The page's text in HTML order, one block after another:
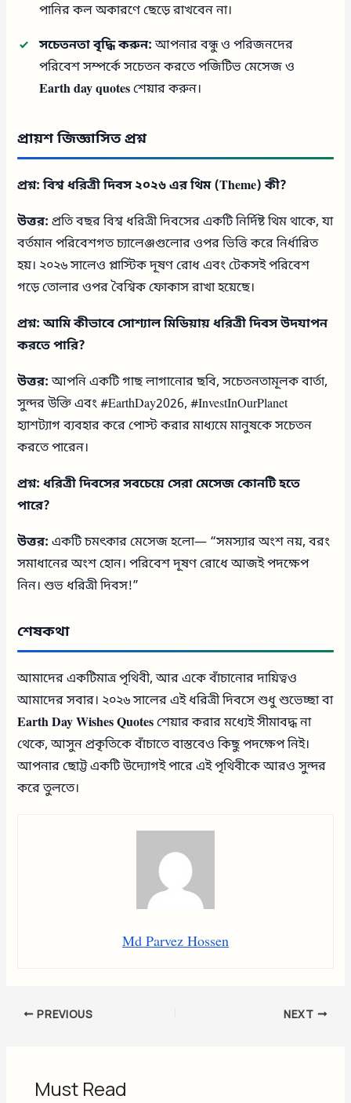
পানির কল অকারণে ছেড়ে রাখবেন না।
সচেতনতা বৃদ্ধি করুন:আপনার বন্ধু ও পরিজনদের
পরিবেশ সম্পর্কে সচেতন করতে পজিটিভ মেসেজ ও
Earth day quotesশেয়ার করুন।
প্রায়শ জিজ্ঞাসিত প্রশ্ন
প্রশ্ন: বিশ্ব ধরিত্রী দিবস ২০২৬ এর থিম (Theme) কী?
উত্তর: প্রতি বছর বিশ্ব ধরিত্রী দিবসের একটি নির্দিষ্ট থিম থাকে, যা
বর্তমান পরিবেশগত চ্যালেঞ্জগুলোর ওপর ভিত্তি করে নির্ধারিত
হয়। ২০২৬ সালেও প্লাস্টিক দূষণ রোধ এবং টেকসই পরিবেশ
গড়ে তোলার ওপর বৈশ্বিক ফোকাস রাখা হয়েছে।
প্রশ্ন: আমি কীভাবে সোশ্যাল মিডিয়ায় ধরিত্রী দিবস উদযাপন
করতে পারি?
উত্তর:আপনি একটি গাছ লাগানোর ছবি, সচেতনতামূলক বার্তা,
সুন্দর উক্তি এবং #EarthDay2026, #InvestInOurPlanet
হ্যাশট্যাগ ব্যবহার করে পোস্ট করার মাধ্যমে মানুষকে সচেতন
করতে পারেন।
প্রশ্ন: ধরিত্রী দিবসের সবচেয়ে সেরা মেসেজ কোনটি হতে
পারে?
উত্তর: একটি চমৎকার মেসেজ হলো— “সমস্যার অংশ নয়, বরং
সমাধানের অংশ হোন। পরিবেশ দূষণ রোধে আজই পদক্ষেপ
নিন। শুভ ধরিত্রী দিবস!”
শেষকথা
আমাদের একটিমাত্র পৃথিবী, আর একে বাঁচানোর দায়িত্বও
আমাদের সবার। ২০২৬ সালের এই ধরিত্রী দিবসে শুধু শুভেচ্ছা বা
Earth Day Wishes Quotesশেয়ার করার মধ্যেই সীমাবদ্ধ না
থেকে, আসুন প্রকৃতিকে বাঁচাতে বাস্তবেও কিছু পদক্ষেপ নিই।
আপনার ছোট্ট একটি উদ্যোগই পারে এই পৃথিবীকে আরও সুন্দর
করে তুলতে।
Md Parvez Hossen
PREVIOUS NEXT
Must Read